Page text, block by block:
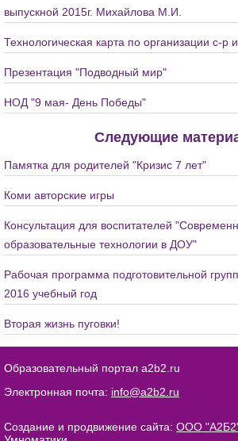
выпускной 2015г. Михайлова М.И.
Технологическая карта по организации с-р
Презентация "Подводный мир"
НОД "9 мая- День Победы"
Следующие
Памятка для родителей "Кризис 7 лет"
Коми авторские игры
Консультация для воспитателей
образовательные технологии в ДОУ"
Рабочая программа подготовительной
2016 учебный год
Вторая жизнь пуговки!
Образовательный портал a2b2.ru
Электронная почта: info@a2b2.ru
Создание и продвижение сайта: ООО